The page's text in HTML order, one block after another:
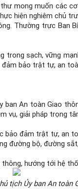
mong muốn các
hiện nghiêm chủ
Thường trực
sạch, vững
bảo trật tự, an
An toàn Giao
vụ, giải pháp trọng
đảm trật tự, an
đường bộ, đường
hướng tới hệ
tịch Ủy ban An toàn